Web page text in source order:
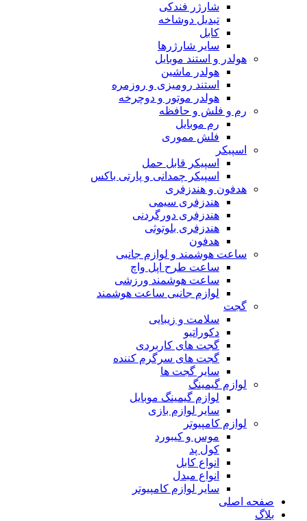
شارژر فندکی
تبدیل دوشاخه
کابل
سایر شارژرها
هولدر و استند موبایل
هولدر ماشین
استند رومیزی و روزمره
هولدر موتور و دوچرخه
رم و فلش و حافظه
رم موبایل
فلش مموری
اسپیکر
اسپیکر قابل حمل
اسپیکر چمدانی و پارتی باکس
هدفون و هندزفری
هندزفری سیمی
هندزفری دورگردنی
هندزفری بلوتوثی
هدفون
ساعت هوشمند و لوازم جانبی
ساعت طرح اپل واچ
ساعت هوشمند ورزشی
لوازم جانبی ساعت هوشمند
گجت
سلامت و زیبایی
دکوراتیو
گجت های کاربردی
گجت های سرگرم کننده
سایر گجت ها
لوازم گیمینگ
لوازم گیمینگ موبایل
سایر لوازم بازی
لوازم کامپیوتر
موس و کیبورد
کول پد
انواع کابل
انواع مبدل
سایر لوازم کامپیوتر
صفحه اصلی
بلاگ